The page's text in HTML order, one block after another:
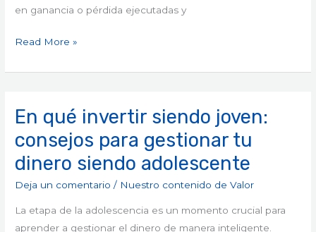
en ganancia o pérdida ejecutadas y
Read More »
En qué invertir siendo joven:
consejos para gestionar tu
dinero siendo adolescente
Deja un comentario / Nuestro contenido de Valor
La etapa de la adolescencia es un momento crucial para
aprender a gestionar el dinero de manera inteligente.
En
invertir
siendo
joven: